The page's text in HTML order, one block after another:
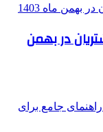
در بهمن